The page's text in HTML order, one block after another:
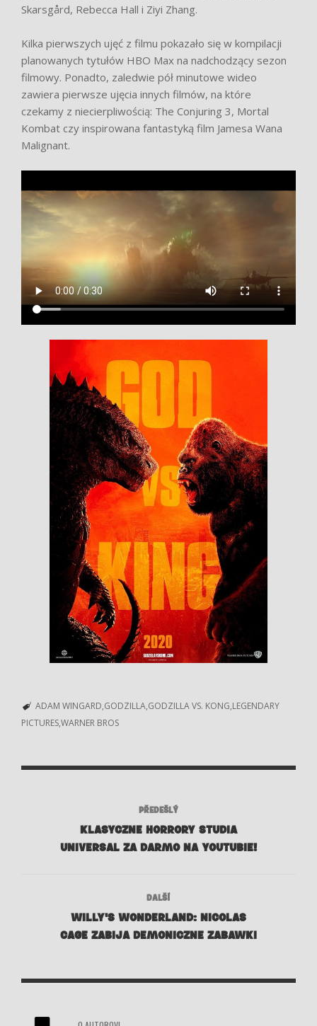
Skarsgård, Rebecca Hall i Ziyi Zhang.
Kilka pierwszych ujęć z filmu pokazało się w kompilacji
planowanych tytułów HBO Max na nadchodzący sezon
filmowy. Ponadto, zaledwie pół minutowe wideo
zawiera pierwsze ujęcia innych filmów, na które
czekamy z niecierpliwością: The Conjuring 3, Mortal
Kombat czy inspirowana fantastyką film Jamesa Wana
Malignant.
ADAM WINGARD GODZILLA GODZILLA VS. KONG LEGENDARY
PICTURESWARNER BROS
PŘEDEŠLÝ
KLASYCZNE HORRORY STUDIA
UNIVERSAL ZA DARMO NA YOUTUBIE!
DALŠÍ
WILLY'S WONDERLAND: NICOLAS
CAGE ZABIJA DEMONICZNE ZABAWKI